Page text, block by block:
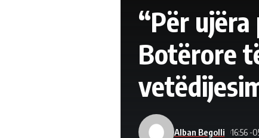
“Për
Botërore
Alban Begolli 16:56 -